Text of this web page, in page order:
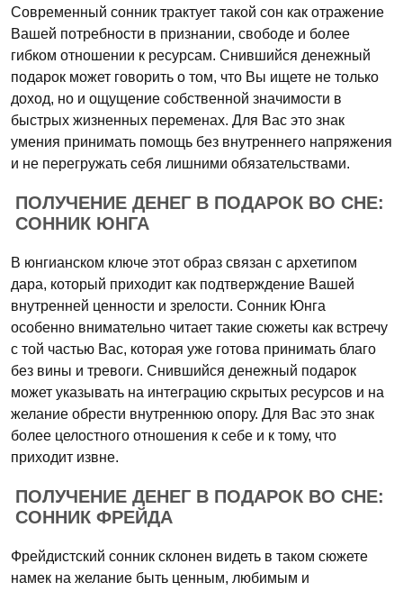
Современный сонник трактует такой сон как отражение
Вашей потребности в признании, свободе и более
гибком отношении к ресурсам. Снившийся денежный
подарок может говорить о том, что Вы ищете не только
доход, но и ощущение собственной значимости в
быстрых жизненных переменах. Для Вас это знак
умения принимать помощь без внутреннего напряжения
и не перегружать себя лишними обязательствами.
ПОЛУЧЕНИЕ ДЕНЕГ В ПОДАРОК ВО СНЕ:
СОННИК ЮНГА
В юнгианском ключе этот образ связан с архетипом
дара, который приходит как подтверждение Вашей
внутренней ценности и зрелости. Сонник Юнга
особенно внимательно читает такие сюжеты как встречу
с той частью Вас, которая уже готова принимать благо
без вины и тревоги. Снившийся денежный подарок
может указывать на интеграцию скрытых ресурсов и на
желание обрести внутреннюю опору. Для Вас это знак
более целостного отношения к себе и к тому, что
приходит извне.
ПОЛУЧЕНИЕ ДЕНЕГ В ПОДАРОК ВО СНЕ:
СОННИК ФРЕЙДА
Фрейдистский сонник склонен видеть в таком сюжете
намек на желание быть ценным, любимым и